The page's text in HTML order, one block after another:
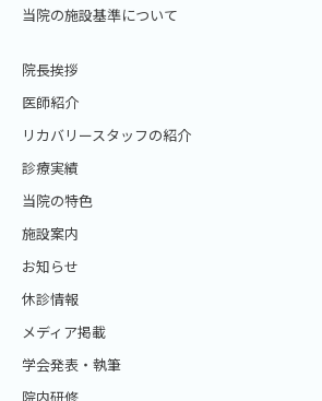
当院の施設基準について
院長挨拶
医師紹介
リカバリースタッフの紹介
診療実績
当院の特色
施設案内
お知らせ
休診情報
メディア掲載
学会発表・執筆
院内研修